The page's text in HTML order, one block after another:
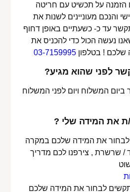
הזמנה על תכשיט עם חריטה
והנכם מעוניינים לשנות את
עד כ- כשעתיים באופן דחוף
נעשה הכול כדי להכניס את
! בטלפון03-7159995
לפני שהוא מגיע?
ביום המשלוח ויום לפני המשלוח
ת את המידה שלי ?
לבחור את המידה שלכם במקרה
/ שרשרת , צירפנו לכם מדריך
לבחור את המידה שלכם